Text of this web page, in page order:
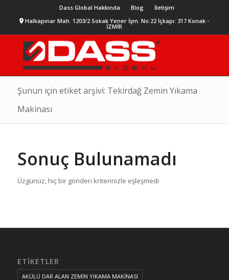
Dass Global Hakkında Blog
İletişim
Halkapınar Mah. 1203/2 Sokak Yener İşm. No:22 İçkapı: 317 Konak -
İZMİR
Şunun için etiket arşivi: Tekirdağ Zemin Yıkama
Makinası
Sonuç Bulunamadı
Üzgünüz, hiç bir gönderi kriterinizle eşleşmedi
ETIKETLER
AKÜLÜ DAR ALAN ZEMİN YIKAMA MAKİNASI